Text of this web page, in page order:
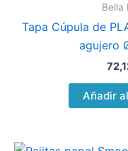
Bella
Tapa Cúpula de
agujero
Añadir